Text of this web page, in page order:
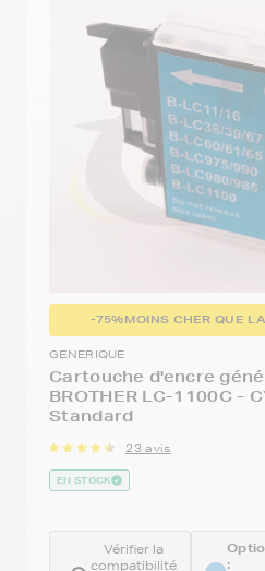
-75%MOINS CHER QUE
GENERIQUE
Cartouche d'encre
BROTHER LC-1100C -
Standard
23 avis
EN STOCK
Vérifier la
compatibilité
: